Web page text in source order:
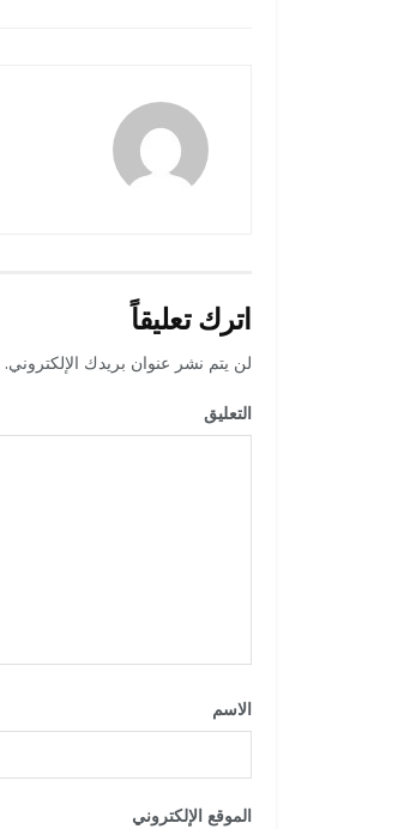
اترك تعليقاً
لن يتم نشر عنوان بريدك الإلكتروني.
التعليق
الاسم
الموقع الإلكتروني